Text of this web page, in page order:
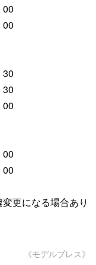
00
00
30
30
00
00
00
更になる場合あり
《モデルプレス》